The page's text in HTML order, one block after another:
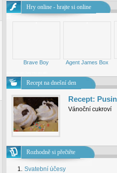
Hry online - hrajte si online
Agent James Box
Brave Boy
Recept na dnešní den
Recept:
Vánoční cukroví
Rozhodně si přečtěte
1. Svatební účesy